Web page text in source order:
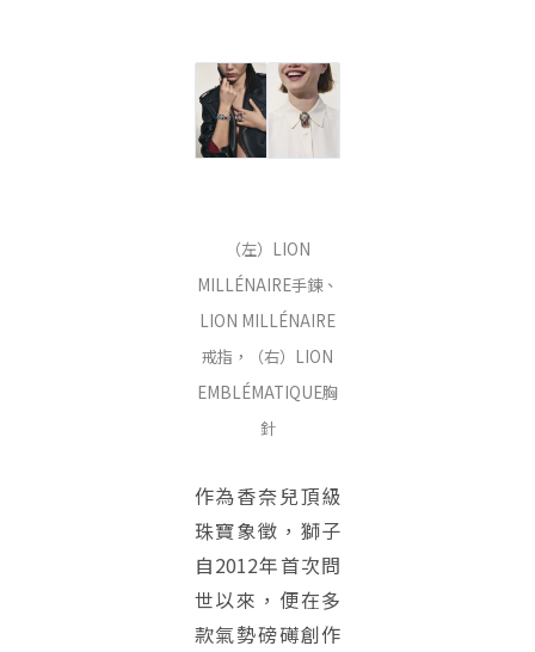
（左）LION
MILLÉNAIRE手鍊、
LION MILLÉNAIRE
戒指，（右）LION
EMBLÉMATIQUE胸
針
作為香奈兒頂級
珠寶象徵，獅子
自2012年首次問
世以來，便在多
款氣勢磅礡創作